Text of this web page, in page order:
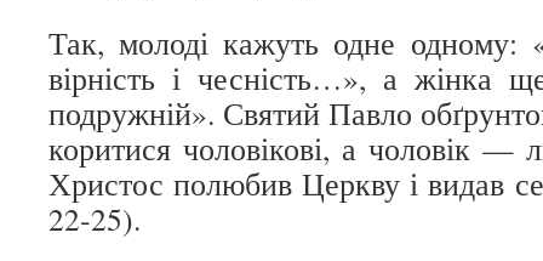
Так, молоді кажуть одне одному:
вірність і чесність…», а жінка
подружній». Святий Павло
коритися чоловікові, а чоловік —
Христос полюбив Церкву і видав
22‑25).